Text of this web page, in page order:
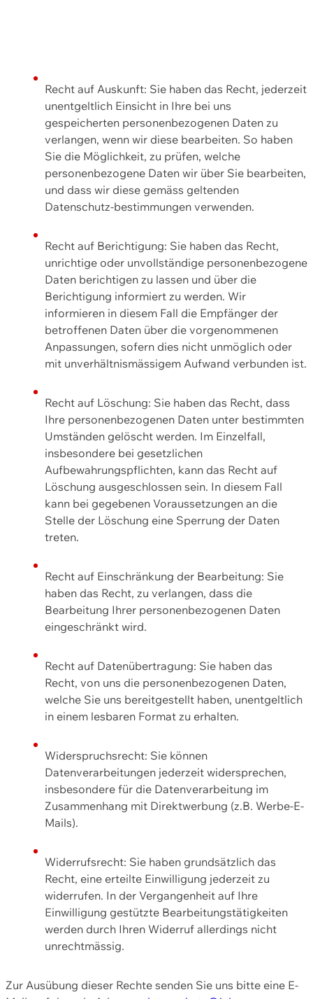
Recht auf Auskunft: Sie haben das Recht, jederzeit
unentgeltlich Einsicht in Ihre bei uns
gespeicherten personenbezogenen Daten zu
verlangen, wenn wir diese bearbeiten. So haben
Sie die Möglichkeit, zu prüfen, welche
personenbezogene Daten wir über Sie bearbeiten,
und dass wir diese gemäss geltenden
Datenschutz-bestimmungen verwenden.
Recht auf Berichtigung: Sie haben das Recht,
unrichtige oder unvollständige personenbezogene
Daten berichtigen zu lassen und über die
Berichtigung informiert zu werden. Wir
informieren in diesem Fall die Empfänger der
betroffenen Daten über die vorgenommenen
Anpassungen, sofern dies nicht unmöglich oder
mit unverhältnismässigem Aufwand verbunden ist.
Recht auf Löschung: Sie haben das Recht, dass
Ihre personenbezogenen Daten unter bestimmten
Umständen gelöscht werden. Im Einzelfall,
insbesondere bei gesetzlichen
Aufbewahrungspflichten, kann das Recht auf
Löschung ausgeschlossen sein. In diesem Fall
kann bei gegebenen Voraussetzungen an die
Stelle der Löschung eine Sperrung der Daten
treten.
Recht auf Einschränkung der Bearbeitung: Sie
haben das Recht, zu verlangen, dass die
Bearbeitung Ihrer personenbezogenen Daten
eingeschränkt wird.
Recht auf Datenübertragung: Sie haben das
Recht, von uns die personenbezogenen Daten,
welche Sie uns bereitgestellt haben, unentgeltlich
in einem lesbaren Format zu erhalten.
Widerspruchsrecht: Sie können
Datenverarbeitungen jederzeit widersprechen,
insbesondere für die Datenverarbeitung im
Zusammenhang mit Direktwerbung (z.B. Werbe-E-
Mails).
Widerrufsrecht: Sie haben grundsätzlich das
Recht, eine erteilte Einwilligung jederzeit zu
widerrufen. In der Vergangenheit auf Ihre
Einwilligung gestützte Bearbeitungstätigkeiten
werden durch Ihren Widerruf allerdings nicht
unrechtmässig.
Zur Ausübung dieser Rechte senden Sie uns bitte eine E-